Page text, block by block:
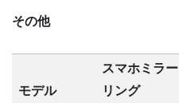
その他
モデル
スマホミラー
リング